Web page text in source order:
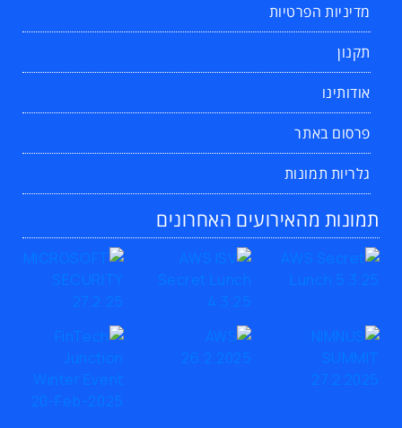
מדיניות הפרטיות
תקנון
אודותינו
פרסום באתר
גלריות תמונות
תמונות מהאירועים האחרונים